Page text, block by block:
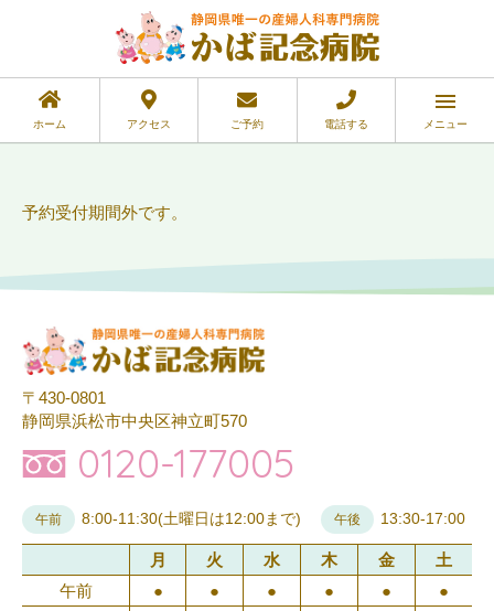
ホーム アクセス ご予約 電話する メニュー
予約受付期間外です。
〒430-0801
静岡県浜松市中央区神立町570
0120-177005
午前 8:00-11:30(土曜日は12:00まで) 午後 13:30-17:00
月 火 水 木 金
土
午前
● ● ● ● ●
●